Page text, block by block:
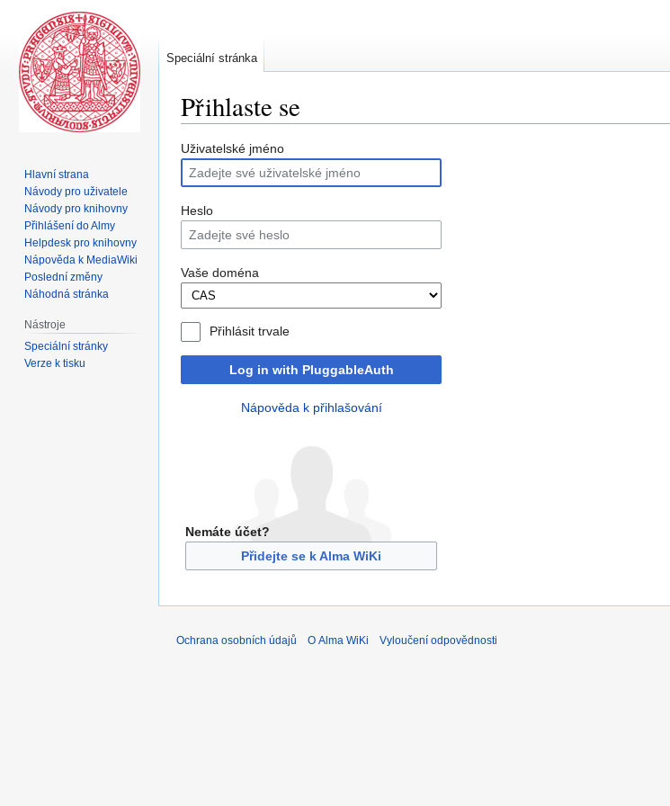
Přihlaste se
Skočit
na
navigaci
Skočit
na
vyhledávání
Uživatelské jméno
Heslo
Vaše doména
Přihlásit trvale
Log in with PluggableAuth
Nápověda k přihlašování
Nemáte účet?
Přidejte se k Alma WiKi
Speciální stránka
Hlavní strana
Návody pro uživatele
Návody pro knihovny
Přihlášení do Almy
Helpdesk pro knihovny
Nápověda k MediaWiki
Poslední změny
Náhodná stránka
Nástroje
Speciální stránky
Verze k tisku
Ochrana osobních údajů O Alma WiKi Vyloučení odpovědnosti